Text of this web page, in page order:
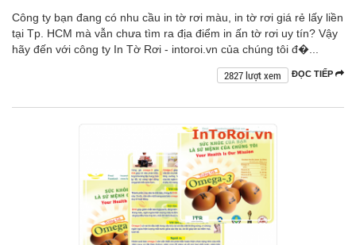
Công ty bạn đang có nhu cầu in tờ rơi màu, in tờ rơi giá rẻ lấy liền
tại Tp. HCM mà vẫn chưa tìm ra địa điểm in ấn tờ rơi uy tín? Vậy
hãy đến với công ty In Tờ Rơi - intoroi.vn của chúng tôi đ�...
ĐỌC TIẾP
2827 lượt xem